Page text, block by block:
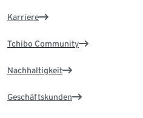
Karriere
Tchibo Community
Nachhaltigkeit
Geschäftskunden